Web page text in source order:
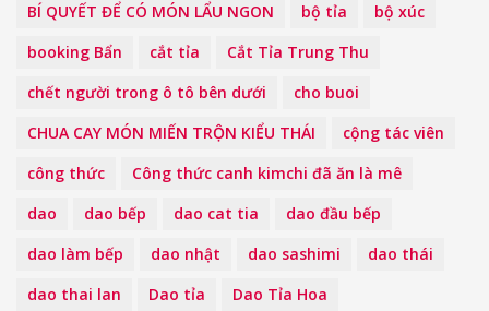
BÍ QUYẾT ĐỂ CÓ MÓN LẨU NGON
bộ tỉa
bộ xúc
booking Bẩn
cắt tỉa
Cắt Tỉa Trung Thu
chết người trong ô tô bên dưới
cho buoi
CHUA CAY MÓN MIẾN TRỘN KIỂU THÁI
cộng tác viên
công thức
Công thức canh kimchi đã ăn là mê
dao
dao bếp dao cat tia
dao đầu bếp
dao làm bếp
dao nhật dao sashimi
dao thái
dao thai lan
Dao tỉa
Dao Tỉa Hoa